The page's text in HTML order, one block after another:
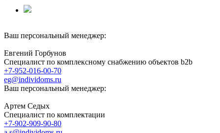
Ваш персональный менеджер:
Евгений Горбунов
Специалист по комплексному снабжению объектов b2b
+7-952-016-00-70
eg@individoms.ru
Ваш персональный менеджер:
Артем Седых
Специалист по комплектации
+7-902-909-90-80